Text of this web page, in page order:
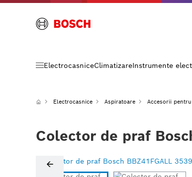
ElectrocasniceClimatizareInstrumente
Electrocasnice Aspiratoare Accesorii
Colector de praf